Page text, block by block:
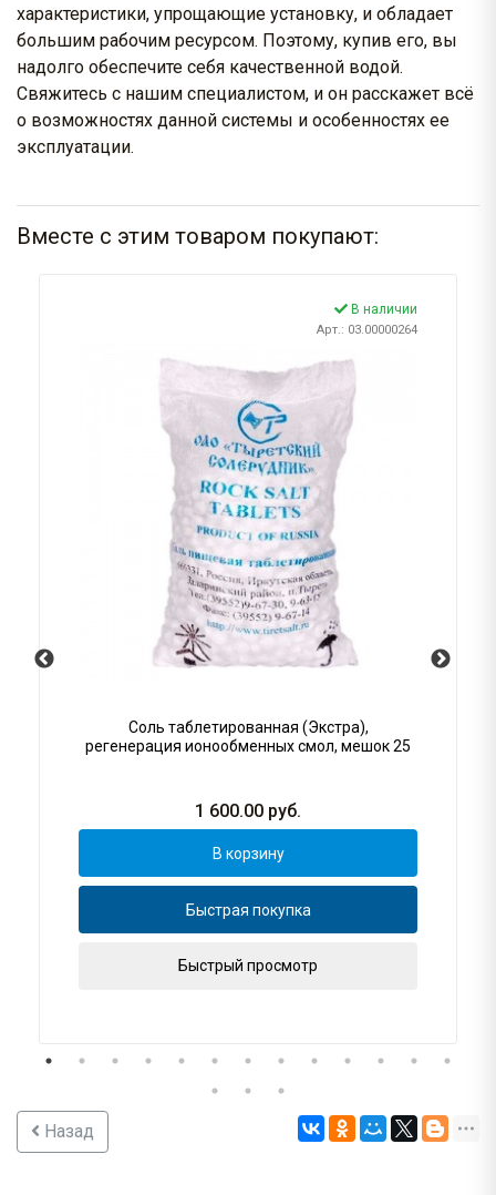
характеристики, упрощающие установку, и обладает
большим рабочим ресурсом. Поэтому, купив его, вы
надолго обеспечите себя качественной водой.
Свяжитесь с нашим специалистом, и он расскажет всё
о возможностях данной системы и особенностях ее
эксплуатации.
Вместе с этим товаром покупают:
В наличии
Арт.: 03.00000264
Соль таблетированная (Экстра),
регенерация ионообменных смол, мешок 25
1 600.00 руб.
В корзину
Быстрая покупка
Быстрый просмотр
Назад